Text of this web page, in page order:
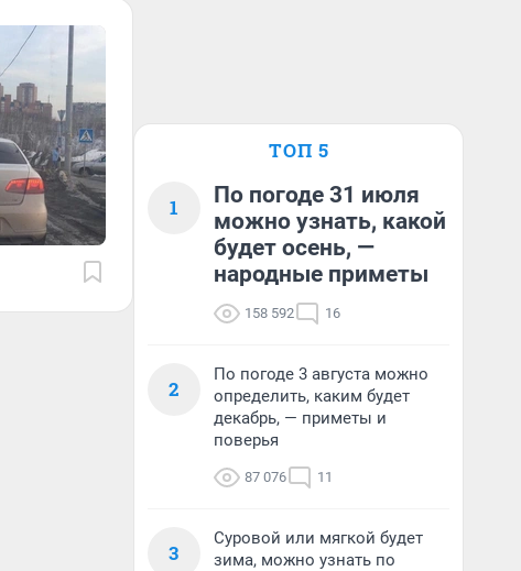
ТОП 5
1
По погоде 31 июля
можно узнать, какой
будет осень, —
народные приметы
158 592 16
2
По погоде 3 августа можно
определить, каким будет
декабрь, — приметы и
поверья
87 076 11
3
Суровой или мягкой будет
зима, можно узнать по